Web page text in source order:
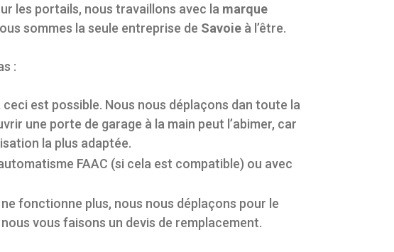
les portails, nous travaillons avec la marque
sommes la seule entreprise de Savoie à l’être.
:
est possible. Nous nous déplaçons dan toute la
une porte de garage à la main peut l’abimer, car
la plus adaptée.
FAAC (si cela est compatible) ou avec
fonctionne plus, nous nous déplaçons pour le
vous faisons un devis de remplacement.